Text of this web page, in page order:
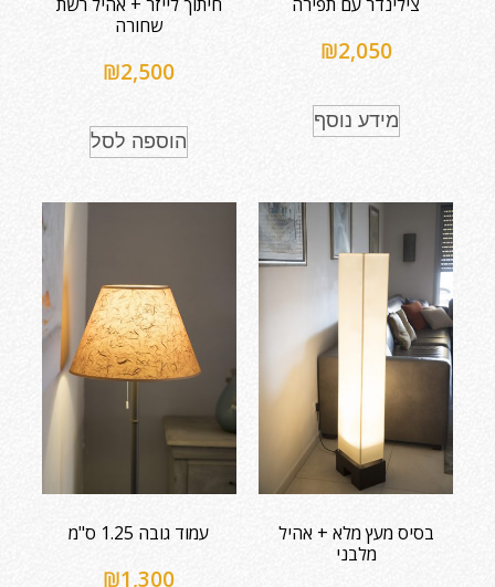
₪2,050
מידע נוסף
שחורה
₪2,500
הוספה לסל
בסיס מעץ מלא + אהיל
מלבני
עמוד גובה 1.25 ס"מ
₪1,300